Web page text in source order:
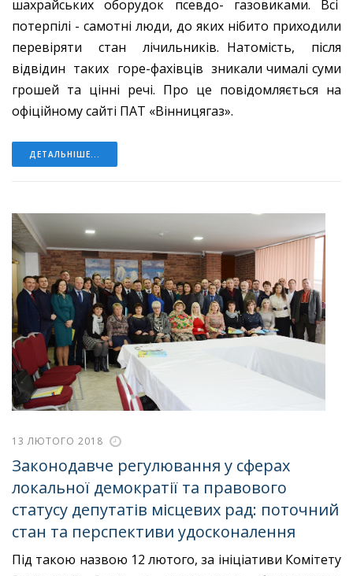
шахрайських оборудок псевдо- газовиками. Всі
потерпілі - самотні люди, до яких нібито приходили
перевіряти стан лічильників. Натомість, після
відвідин таких горе-фахівців зникали чималі суми
грошей та цінні речі. Про це повідомляється на
офіційному сайті ПАТ «Вінницягаз».
ДЕТАЛЬНІШЕ...
13 ЛЮТОГО 2018
Законодавче регулювання у сферах
локальної демократії та правового
статусу депутатів місцевих рад: поточний
стан та перспективи удосконалення
Під такою назвою 12 лютого, за ініціативи Комітету